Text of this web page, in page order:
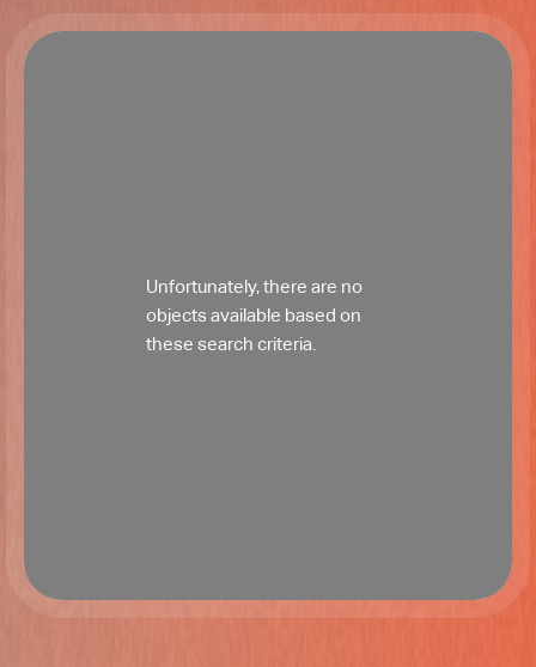
Unfortunately, there are no
objects available based on
these search criteria.